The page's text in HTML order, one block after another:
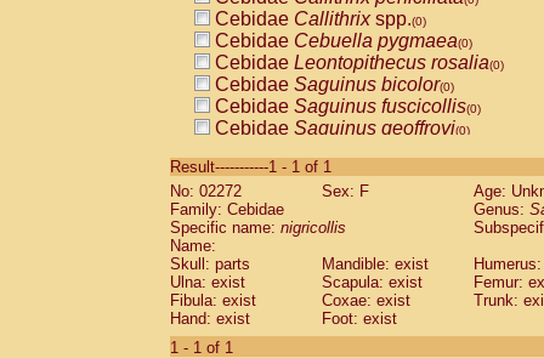
Cebidae Callithrixspp.(0)
Cebidae Cebuella pygmaea(0)
Cebidae Leontopithecus rosalia(0)
Cebidae Saguinus bicolor(0)
Cebidae Saguinus fuscicollis(0)
Cebidae Saguinus geoffroyi(0)
CebidaeSaguinus labiatus(0)
Cebidae Saguinus leucopus (0)
Cebidae
CebidaeSaguinus mystax
Cebidae Saguinus nigricollis (1)
Cebidae Saguinus oedipus
Cebidae Saguinus weddelli
Cebidae Saguinusspp.
Cebidae
Result-----------1 - 1 of 1
No: 02272
Sex: F
Age:
Family: Cebidae
Genus:
Specific name: nigricollis
Name:
Skull: parts
Mandible: exist
Ulna: exist
Scapula: exist
Femur:
Fibula: exist
Coxae: exist
Trunk:
Hand: exist
Foot: exist
1 - 1 of 1